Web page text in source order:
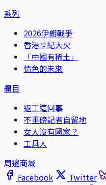
系列
2026伊朗戰爭
香港世紀大火
「中國有稀土」
情色的未來
欄目
返工這回事
不重磅記者自留地
女人沒有國家？
工具人
周邊商城
Facebook
Twitter